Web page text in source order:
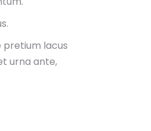
pretium lacus
urna ante,